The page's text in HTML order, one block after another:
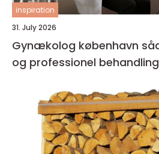
inspiration
31. July 2026
Gynækolog københavn sådan finder du tryg
og professionel behandling